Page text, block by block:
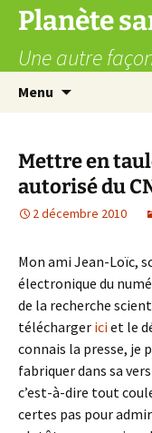
Aller
contenu
Planète
Une autre
Menu
Mettre en
autorisé du
2 décembre 2010
Mon ami Jean-Loïc,
électronique du
de la recherche
télécharger iciet le
connais la presse, je
fabriquer dans sa
c’est-à-dire tout
certes pas pour